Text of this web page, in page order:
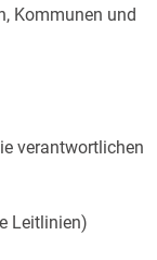
Kommunen und
verantwortlichen
Leitlinien)